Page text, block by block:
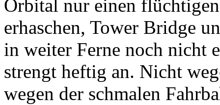
Orbital nur einen
erhaschen, Tower Bridge
in weiter Ferne noch nicht
strengt heftig an. Nicht
wegen der schmalen